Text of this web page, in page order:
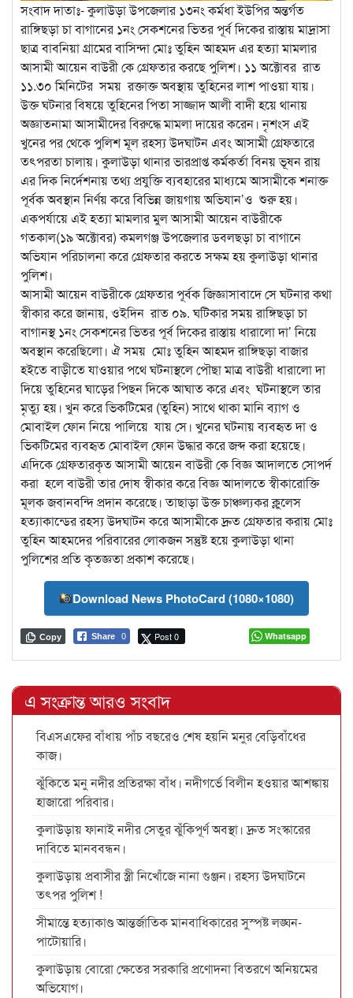
সংবাদ দাতাঃ- কুলাউড়া উপজেলার ১৩নং কর্মধা ইউপির অন্তর্গত
রাঙ্গিছড়া চা বাগানের ১নং সেকশনের ভিতর পূর্ব দিকের রাস্তায় মাদ্রাসা
ছাত্র বাবনিয়া গ্রামের বাসিন্দা মোঃ তুহিন আহমদ এর হত্যা মামলার
আসামী আয়েন বাউরী কে গ্রেফতার করছে পুলিশ। ১১ অক্টোবর রাত
১১.৩০ মিনিটের সময় রক্তাক্ত অবস্থায় তুহিনের লাশ পাওয়া যায়।
উক্ত ঘটনার বিষয়ে তুহিনের পিতা সাজ্জাদ আলী বাদী হয়ে থানায়
অজ্ঞাতনামা আসামীদের বিরুদ্ধে মামলা দায়ের করেন। নৃশংস এই
খুনের পর থেকে পুলিশ মূল রহস্য উদঘাটন এবং আসামী গ্রেফতারে
তৎপরতা চালায়। কুলাউড়া থানার ভারপ্রাপ্ত কর্মকর্তা বিনয় ভূষন রায়
এর দিক নির্দেশনায় তথ্য প্রযুক্তি ব্যবহারের মাধ্যমে আসামীকে শনাক্ত
পূর্বক অবস্থান নির্ণয় করে বিভিন্ন জায়গায় অভিযান’ও শুরু হয়।
একপর্যায়ে এই হত্যা মামলার মুল আসামী আয়েন বাউরীকে
গতকাল(১৯ অক্টোবর) কমলগঞ্জ উপজেলার ডবলছড়া চা বাগানে
অভিযান পরিচালনা করে গ্রেফতার করতে সক্ষম হয় কুলাউড়া থানার
পুলিশ।
আসামী আয়েন বাউরীকে গ্রেফতার পূর্বক জিজ্ঞাসাবাদে সে ঘটনার কথা
স্বীকার করে জানায়, ওইদিন রাত ০৯. ঘটিকার সময় রাঙ্গিছড়া চা
বাগানস্থ ১নং সেকশনের ভিতর পূর্ব দিকের রাস্তায় ধারালো দা’ নিয়ে
অবস্থান করেছিলো। ঐ সময় মোঃ তুহিন আহমদ রাঙ্গিছড়া বাজার
হইতে বাড়ীতে যাওয়ার পথে ঘটনাস্থলে পৌছা মাত্র বাউরী ধারালো দা
দিয়ে তুহিনের ঘাড়ের পিছন দিকে আঘাত করে এবং ঘটনাস্থলে তার
মৃত্যু হয়। খুন করে ভিকটিমের (তুহিন) সাথে থাকা মানি ব্যাগ ও
মোবাইল ফোন নিয়ে পালিয়ে যায় সে। খুনের ঘটনায় ব্যবহৃত দা ও
ভিকটিমের ব্যবহৃত মোবাইল ফোন উদ্ধার করে জব্দ করা হয়েছে।
এদিকে গ্রেফতারকৃত আসামী আয়েন বাউরী কে বিজ্ঞ আদালতে সোপর্দ
করা হলে বাউরী তার দোষ স্বীকার করে বিজ্ঞ আদালতে স্বীকারোক্তি
মূলক জবানবন্দি প্রদান করেছে। তাছাড়া উক্ত চাঞ্চল্যকর ক্লুলেস
হত্যাকান্ডের রহস্য উদঘাটন করে আসামীকে দ্রুত গ্রেফতার করায় মোঃ
তুহিন আহমদের পরিবারের লোকজন সন্তুষ্ট হয়ে কুলাউড়া থানা
পুলিশের প্রতি কৃতজ্ঞতা প্রকাশ করেছে।
Download News PhotoCard (1080×1080)
Share 0 Post 0
Copy Whatsapp
এ সংক্রান্ত আরও সংবাদ
বিএসএফের বাঁধায় পাঁচ বছরেও শেষ হয়নি মনুর বেড়িবাঁধের
কাজ।
ঝুঁকিতে মনু নদীর প্রতিরক্ষা বাঁধ। নদীগর্ভে বিলীন হওয়ার আশঙ্কায়
হাজারো পরিবার।
কুলাউড়ায় ফানাই নদীর সেতুর ঝুঁকিপূর্ণ অবস্থা। দ্রুত সংস্কারের
দাবিতে মানববন্ধন।
কুলাউড়ায় প্রবাসীর স্ত্রী নিখোঁজে নানা গুঞ্জন। রহস্য উদঘাটনে
তৎপর পুলিশ !
সীমান্তে হত্যাকাণ্ড আন্তর্জাতিক মানবাধিকারের সুস্পষ্ট লঙ্ঘন-
পাটোয়ারি।
কুলাউড়ায় বোরো ক্ষেতের সরকারি প্রণোদনা বিতরণে অনিয়মের
অভিযোগ।